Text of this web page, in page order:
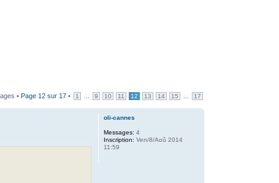
• Page 12 sur 17 • 1 9 10 11 12 13 14 15 17
oli-cannes
Messages: 4
Inscription: Ven/8/Aoû 2014
11:59